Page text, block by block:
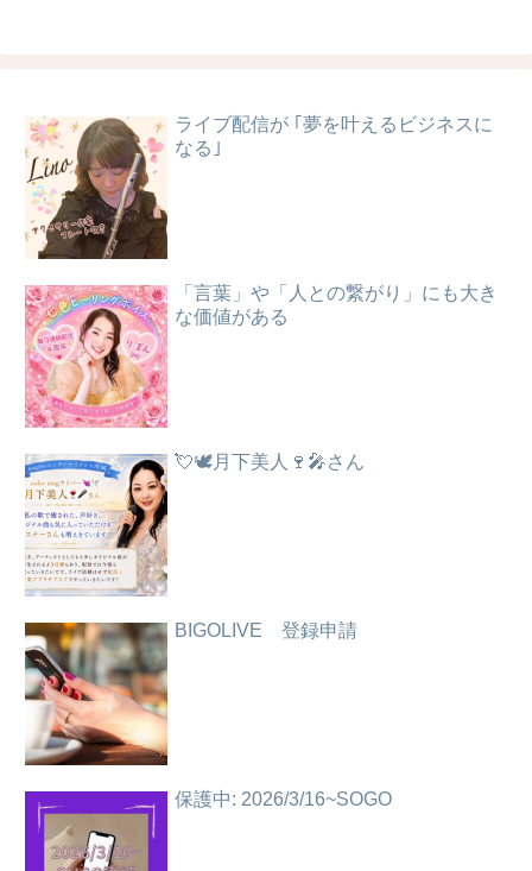
ライブ配信が ｢夢を叶えるビジネスに
なる｣
「言葉」や「人との繋がり」にも大き
な価値がある
💘🕊️月下美人🍷🎤さん
BIGOLIVE 登録申請
保護中: 2026/3/16~SOGO